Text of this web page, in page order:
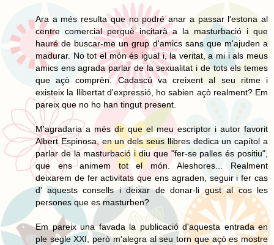
Ara a més resulta que no podré anar a passar l'estona al
centre comercial perquè incitarà a la masturbació i que
hauré de buscar-me un grup d'amics sans que m'ajuden a
madurar. No tot el món és igual i, la veritat, a mi i als meus
amics ens agrada parlar de la sexualitat i de tots els temes
que açò comprèn. Cadascú va creixent al seu ritme i
existeix la llibertat d'expressió, ho sabien açò realment? Em
pareix que no ho han tingut present.
M'agradaria a més dir que el meu escriptor i autor favorit
Albert Espinosa, en un dels seus llibres dedica un capítol a
parlar de la masturbació i diu que "fer-se palles és positiu",
que ens animem tot el món. Aleshores... Realment
deixarem de fer activitats que ens agraden, seguir i fer cas
d’ aquests consells i deixar de donar-li gust al cos les
persones que es masturben?
Em pareix una favada la publicació d'aquesta entrada en
ple segle XXI, però m'alegra al seu torn que açò es mostre